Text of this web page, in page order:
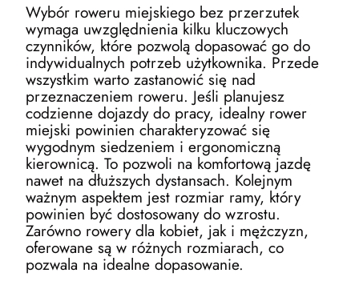
Wybór roweru miejskiego bez przerzutek
wymaga uwzględnienia kilku kluczowych
czynników, które pozwolą dopasować go do
indywidualnych potrzeb użytkownika. Przede
wszystkim warto zastanowić się nad
przeznaczeniem roweru. Jeśli planujesz
codzienne dojazdy do pracy, idealny rower
miejski powinien charakteryzować się
wygodnym siedzeniem i ergonomiczną
kierownicą. To pozwoli na komfortową jazdę
nawet na dłuższych dystansach. Kolejnym
ważnym aspektem jest rozmiar ramy, który
powinien być dostosowany do wzrostu.
Zarówno rowery dla kobiet, jak i mężczyzn,
oferowane są w różnych rozmiarach, co
pozwala na idealne dopasowanie.